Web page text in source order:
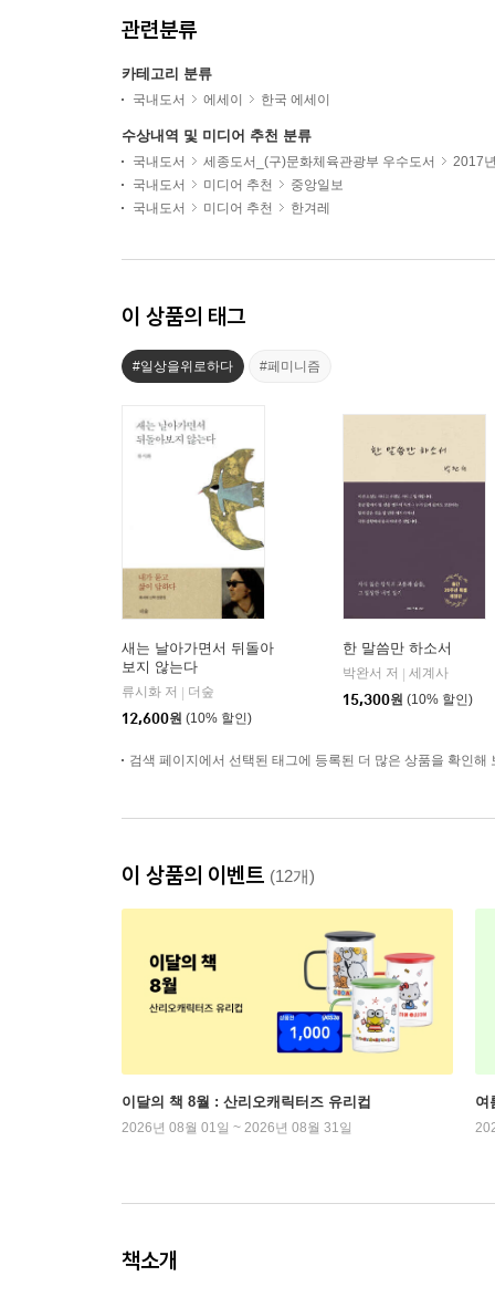
관련분류
카테고리 분류
국내도서 에세이 한국 에세이
수상내역 및 미디어 추천 분류
국내도서 세종도서_(구)문화체육관광부 우수도서
2017
국내도서
미디어 추천
중앙일보
국내도서
미디어 추천 한겨레
이 상품의 태그
#일상을위로하다 #페미니즘
새는 날아가면서 뒤돌아
보지 않는다
류시화 저
더숲
12,600원 (10% 할인)
한 말씀만 하소서
박완서 저
세계사
15,300원 (10% 할인)
검색 페이지에서 선택된 태그에 등록된 더 많은 상품을 확인해
이 상품의 이벤트 (12개)
이달의 책 8월 : 산리오캐릭터즈 유리컵
2026년 08월 01일 ~ 2026년 08월 31일
여
책소개